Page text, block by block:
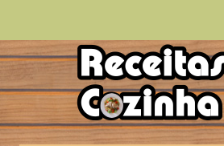
Skip
to
content